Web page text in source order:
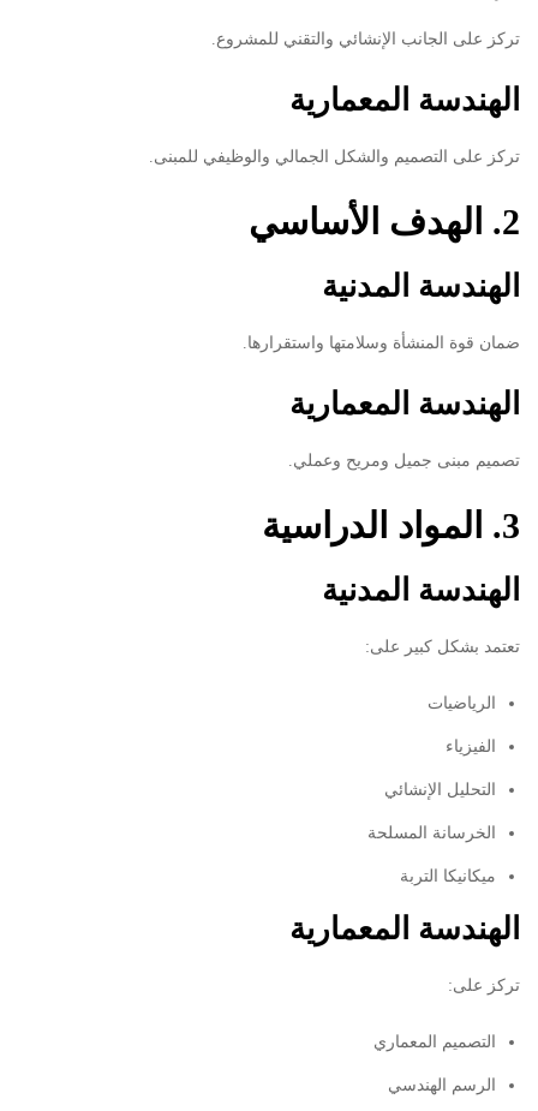
تركز على الجانب الإنشائي والتقني للمشروع.
الهندسة المعمارية
تركز على التصميم والشكل الجمالي والوظيفي للمبنى.
2. الهدف الأساسي
الهندسة المدنية
ضمان قوة المنشأة وسلامتها واستقرارها.
الهندسة المعمارية
تصميم مبنى جميل ومريح وعملي.
3. المواد الدراسية
الهندسة المدنية
تعتمد بشكل كبير على:
الرياضيات
الفيزياء
التحليل الإنشائي
الخرسانة المسلحة
ميكانيكا التربة
الهندسة المعمارية
تركز على:
التصميم المعماري
الرسم الهندسي